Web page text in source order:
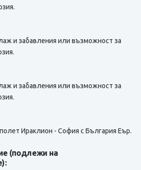
и забавления или възможност за
и забавления или възможност за
Ираклион - София с България Еър.
(подлежи на